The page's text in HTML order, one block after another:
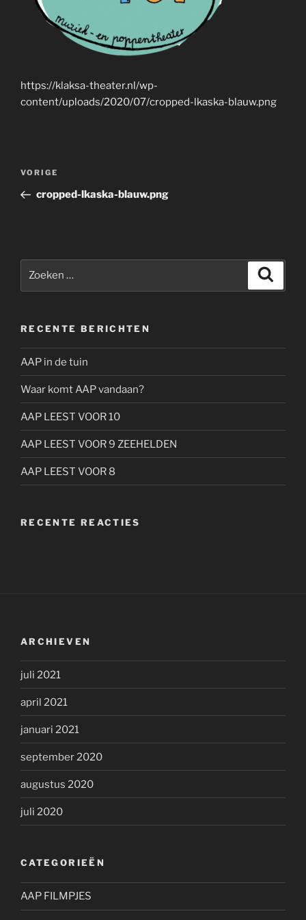
https://klaksa-theater.nl/wp-
content/uploads/2020/07/cropped-lkaska-blauw.png
Bericht
Vorig
bericht
VORIGE
cropped-lkaska-blauw.png
RECENTE BERICHTEN
AAP in de tuin
Waar komt AAP vandaan?
AAP LEEST VOOR 10
AAP LEEST VOOR 9 ZEEHELDEN
AAP LEEST VOOR 8
RECENTE REACTIES
ARCHIEVEN
juli 2021
april 2021
januari 2021
september 2020
augustus 2020
juli 2020
CATEGORIEËN
AAP FILMPJES